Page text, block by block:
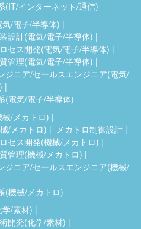
(IT/インターネット/通信)
/電子/半導体)
設計(電気/電子/半導体)
セス開発(電気/電子/半導体)
管理(電気/電子/半導体)
ジニア/セールスエンジニア(電気/
(電気/電子/半導体)
/メカトロ)
/メカトロ)
メカトロ制御設計
セス開発(機械/メカトロ)
管理(機械/メカトロ)
ジニア/セールスエンジニア(機械/
(機械/メカトロ)
/素材)
開発(化学/素材)